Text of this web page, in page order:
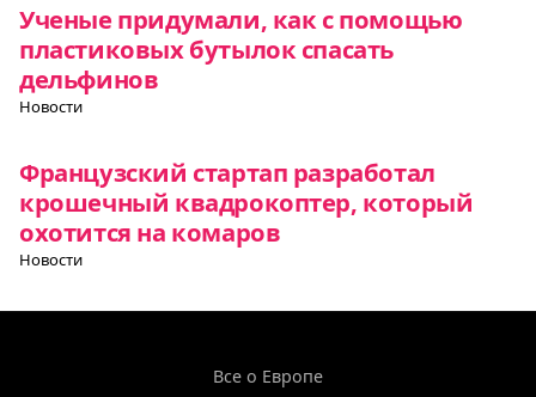
Ученые придумали, как с помощью
пластиковых бутылок спасать
дельфинов
Новости
Французский стартап разработал
крошечный квадрокоптер, который
охотится на комаров
Новости
Все о Европе